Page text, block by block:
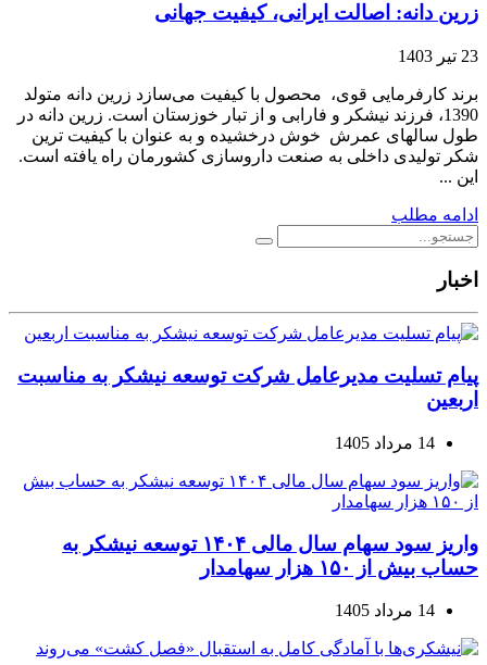
زرین دانه: اصالت ایرانی، کیفیت جهانی
23 تیر 1403
برند کارفرمایی قوی، محصول با کیفیت می‌سازد زرین دانه متولد
1390، فرزند نیشکر و فارابی و از تبار خوزستان است. زرین دانه در
طول سالهای عمرش خوش درخشیده و به عنوان با کیفیت ترین
شکر تولیدی داخلی به صنعت داروسازی کشورمان راه یافته است.
این ...
ادامه مطلب
اخبار
پیام تسلیت مدیرعامل شرکت توسعه نیشکر به مناسبت
اربعین
14 مرداد 1405
واریز سود سهام سال مالی ۱۴۰۴ توسعه نیشکر به
حساب بیش از ۱۵۰ هزار سهامدار
14 مرداد 1405